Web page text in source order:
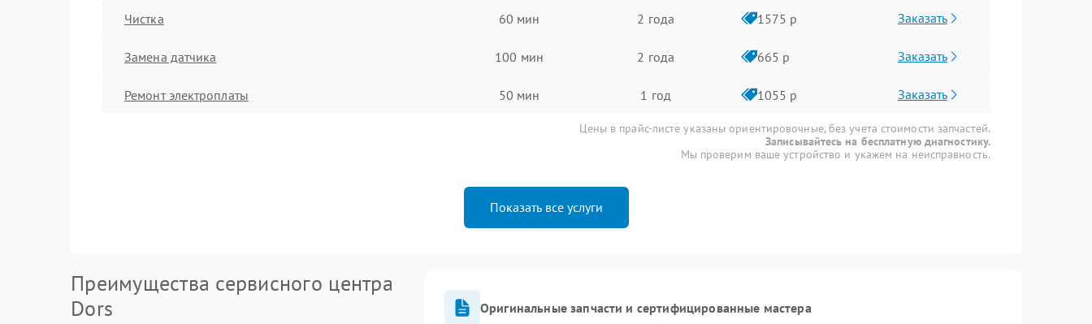
Чистка 60 мин 2 года 1575 р Заказать
Замена датчика 100 мин 2 года 665 р Заказать
Ремонт электроплаты 50 мин 1 год 1055 р Заказать
Цены в прайс-листе указаны ориентировочные, без учета стоимости запчастей.
Записывайтесь на бесплатную диагностику.
Мы проверим ваше устройство и укажем на неисправность.
Показать все услуги
Преимущества сервисного центра
Dors
Оригинальные запчасти и сертифицированные мастера